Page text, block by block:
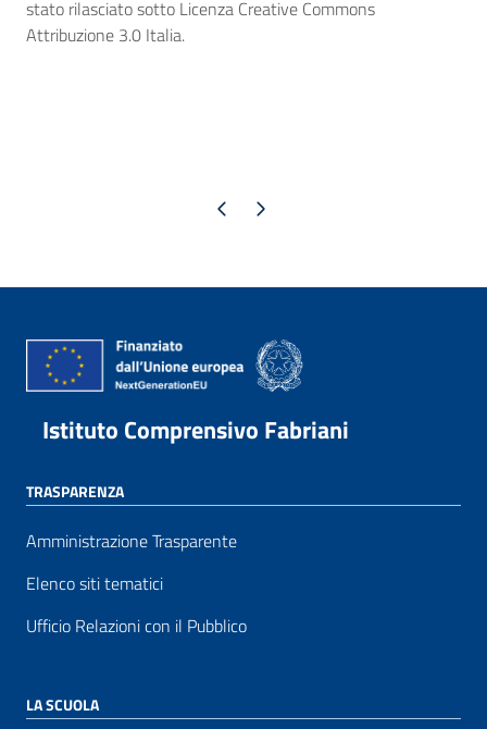
stato rilasciato sotto Licenza Creative Commons
Attribuzione 3.0 Italia.
Pagina precedente
Pagina successiva
Istituto Comprensivo Fabriani
TRASPARENZA
Amministrazione Trasparente
Elenco siti tematici
Ufficio Relazioni con il Pubblico
LA SCUOLA